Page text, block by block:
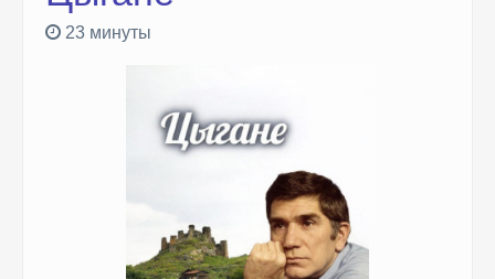
23 минуты